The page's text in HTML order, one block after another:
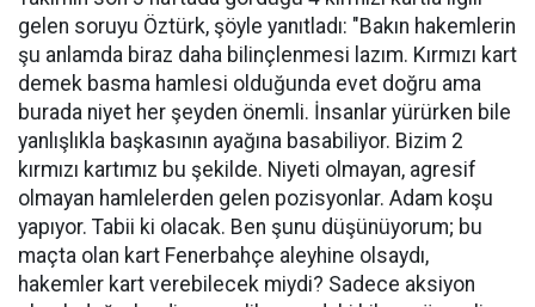
gelen soruyu Öztürk, şöyle yanıtladı: "Bakın hakemlerin
şu anlamda biraz daha bilinçlenmesi lazım. Kırmızı kart
demek basma hamlesi olduğunda evet doğru ama
burada niyet her şeyden önemli. İnsanlar yürürken bile
yanlışlıkla başkasının ayağına basabiliyor. Bizim 2
kırmızı kartımız bu şekilde. Niyeti olmayan, agresif
olmayan hamlelerden gelen pozisyonlar. Adam koşu
yapıyor. Tabii ki olacak. Ben şunu düşünüyorum; bu
maçta olan kart Fenerbahçe aleyhine olsaydı,
hakemler kart verebilecek miydi? Sadece aksiyon